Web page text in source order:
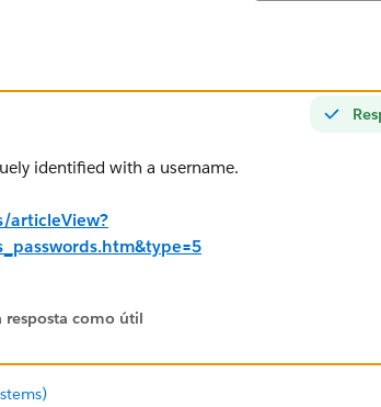
identified with a username.
articleView?
resposta como útil